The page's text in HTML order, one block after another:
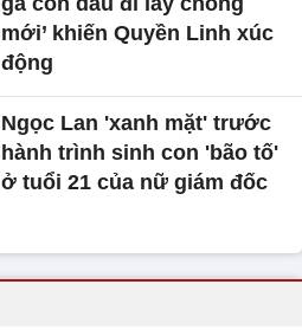
mới’ khiến Quyền Linh xúc
động
Ngọc Lan 'xanh mặt' trước
hành trình sinh con 'bão tố'
ở tuổi 21 của nữ giám đốc